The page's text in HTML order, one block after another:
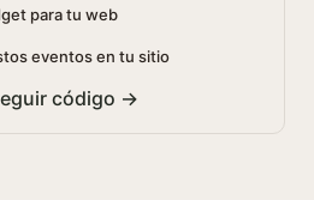
para tu web
eventos en tu sitio
código →